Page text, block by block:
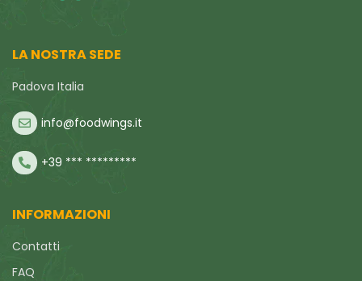
LA NOSTRA SEDE
Padova Italia
info@foodwings.it
+39 *** *********
INFORMAZIONI
Contatti
FAQ